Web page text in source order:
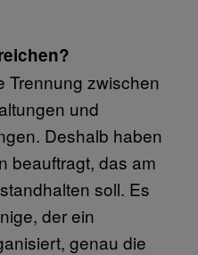
Trennung zwischen
und
Deshalb haben
beauftragt, das am
soll. Es
der ein
genau die